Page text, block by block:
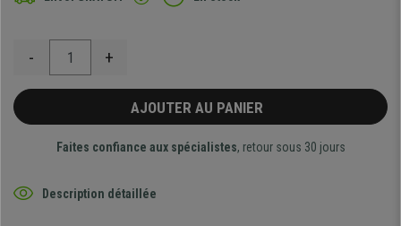
- +
AJOUTER AU PANIER
Faites confiance aux spécialistes, retour sous 30 jours
Description détaillée